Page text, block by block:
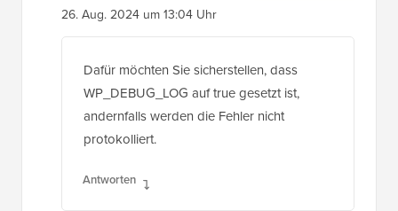
26. Aug. 2024 um 13:04 Uhr
Dafür möchten Sie sicherstellen, dass
WP_DEBUG_LOG auf true gesetzt ist,
andernfalls werden die Fehler nicht
protokolliert.
Antworten